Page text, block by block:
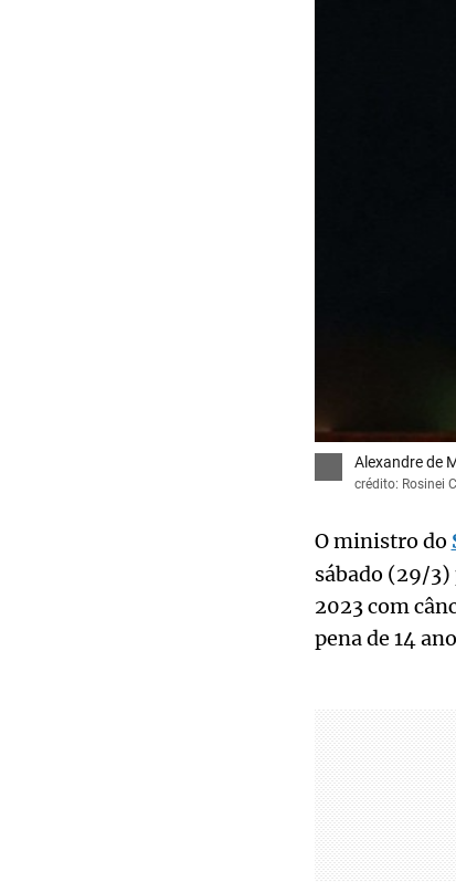
Alexandre de
crédito: Rosinei
O ministro do
sábado (29/
2023 com
pena de 14